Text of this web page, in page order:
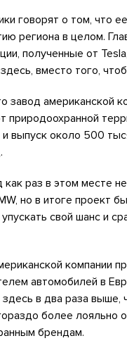
говорят о том, что
региона в целом.
полученные от
вместо того,
завод американской
природоохранной
выпуск около 500
раз в этом месте
но в итоге проект
свой шанс и
компании
автомобилей в
в два раза
более лояльно
брендам.